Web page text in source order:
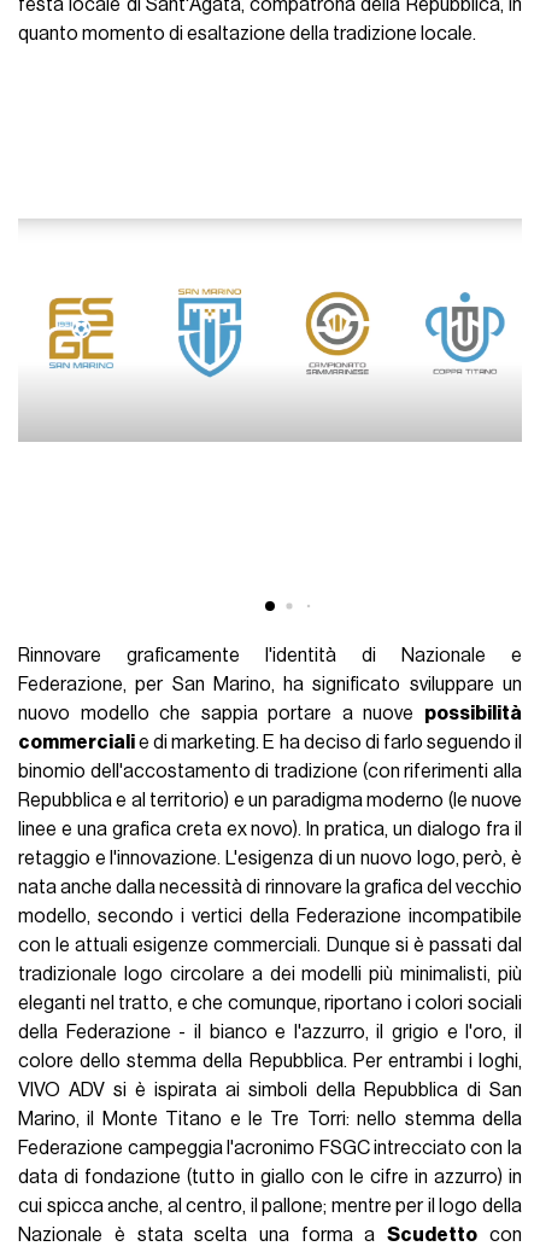
festa locale di Sant'Agata, compatrona della Repubblica, in
quanto momento di esaltazione della tradizione locale.
Rinnovare graficamente l'identità di Nazionale e
Federazione, per San Marino, ha significato sviluppare un
nuovo modello che sappia portare a nuove possibilità
commercialie di marketing. E ha deciso di farlo seguendo il
binomio dell'accostamento di tradizione (con riferimenti alla
Repubblica e al territorio) e un paradigma moderno (le nuove
linee e una grafica creta ex novo). In pratica, un dialogo fra il
retaggio e l'innovazione. L'esigenza di un nuovo logo, però, è
nata anche dalla necessità di rinnovare la grafica del vecchio
modello, secondo i vertici della Federazione incompatibile
con le attuali esigenze commerciali. Dunque si è passati dal
tradizionale logo circolare a dei modelli più minimalisti, più
eleganti nel tratto, e che comunque, riportano i colori sociali
della Federazione - il bianco e l'azzurro, il grigio e l'oro, il
colore dello stemma della Repubblica. Per entrambi i loghi,
VIVO ADV si è ispirata ai simboli della Repubblica di San
Marino, il Monte Titano e le Tre Torri: nello stemma della
Federazione campeggia l'acronimo FSGC intrecciato con la
data di fondazione (tutto in giallo con le cifre in azzurro) in
cui spicca anche, al centro, il pallone; mentre per il logo della
Nazionale è stata scelta una forma aScudetto con